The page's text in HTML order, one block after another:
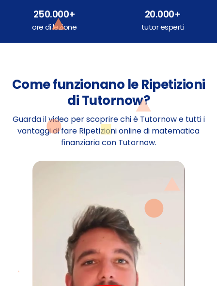
250.000+
ore di lezione
20.000+
tutor esperti
Come funzionano le Ripetizioni
di Tutornow?
Guarda il video per scoprire chi è Tutornow e tutti i
vantaggi di fare Ripetizioni online di matematica
finanziaria con Tutornow.